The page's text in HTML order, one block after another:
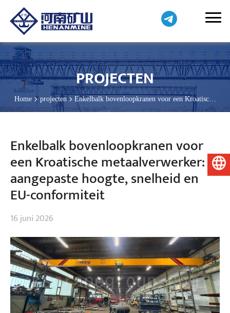
PROJECTEN
Home projecten
Enkelbalk bovenloopkranen voor een Kroatische
metaalverwerker: aangepaste hoogte, snelheid en EU-conformiteit
Enkelbalk bovenloopkranen voor
een Kroatische metaalverwerker:
aangepaste hoogte, snelheid en
EU-conformiteit
16 juni 2026
Nederlands